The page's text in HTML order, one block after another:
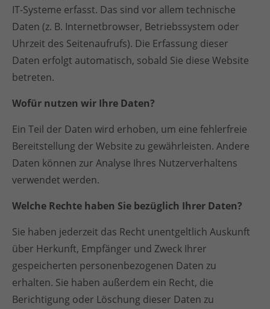
IT-Systeme erfasst. Das sind vor allem technische
Daten (z. B. Internetbrowser, Betriebssystem oder
Uhrzeit des Seitenaufrufs). Die Erfassung dieser
Daten erfolgt automatisch, sobald Sie diese Website
betreten.
Wofür nutzen wir Ihre Daten?
Ein Teil der Daten wird erhoben, um eine fehlerfreie
Bereitstellung der Website zu gewährleisten. Andere
Daten können zur Analyse Ihres Nutzerverhaltens
verwendet werden.
Welche Rechte haben Sie bezüglich Ihrer Daten?
Sie haben jederzeit das Recht unentgeltlich Auskunft
über Herkunft, Empfänger und Zweck Ihrer
gespeicherten personenbezogenen Daten zu
erhalten. Sie haben außerdem ein Recht, die
Berichtigung oder Löschung dieser Daten zu